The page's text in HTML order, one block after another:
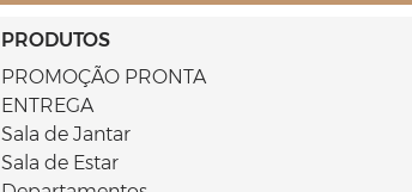
PRODUTOS
PROMOÇÃO PRONTA
ENTREGA
Sala de Jantar
Sala de Estar